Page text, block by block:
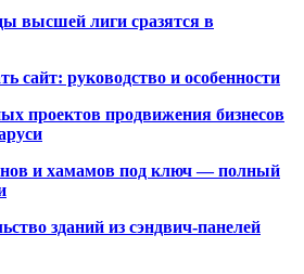
высшей лиги сразятся в
сайт: руководство и особенности
проектов продвижения бизнесов
и хамамов под ключ — полный
зданий из сэндвич-панелей